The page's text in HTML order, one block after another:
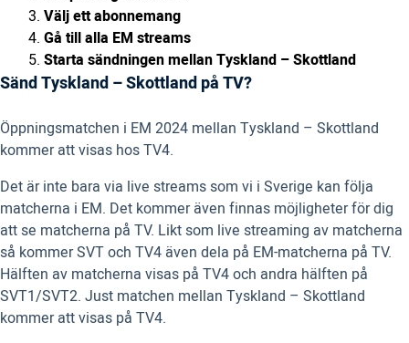
Välj ett abonnemang
Gå till alla EM streams
Starta sändningen mellan Tyskland – Skottland
Sänd Tyskland – Skottland på TV?
Öppningsmatchen i EM 2024 mellan Tyskland – Skottland
kommer att visas hos TV4.
Det är inte bara via live streams som vi i Sverige kan följa
matcherna i EM. Det kommer även finnas möjligheter för dig
att se matcherna på TV. Likt som live streaming av matcherna
så kommer SVT och TV4 även dela på EM-matcherna på TV.
Hälften av matcherna visas på TV4 och andra hälften på
SVT1/SVT2. Just matchen mellan Tyskland – Skottland
kommer att visas på TV4.